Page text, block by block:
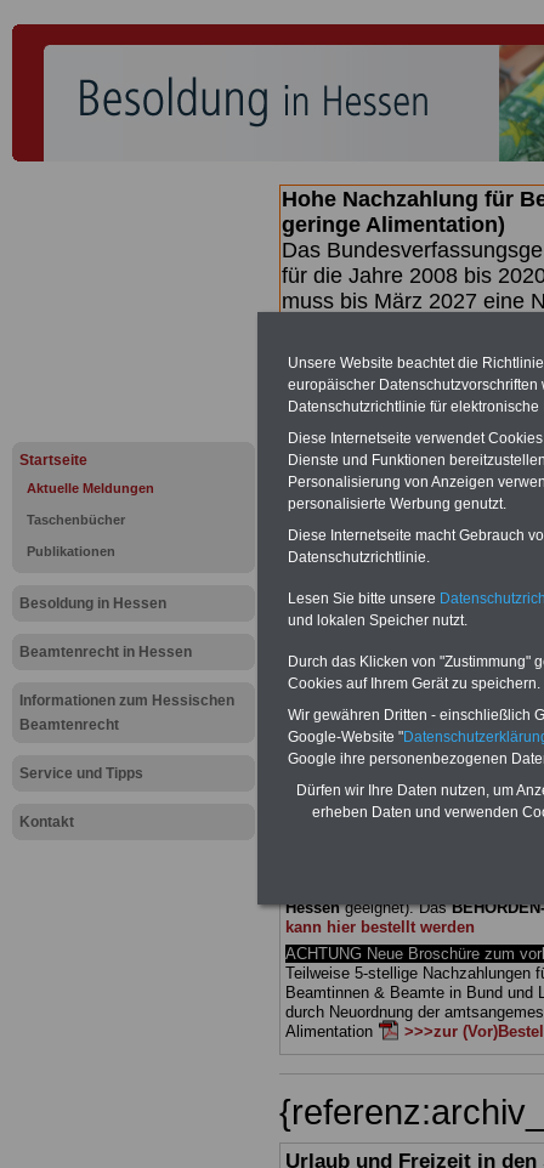
Startseite
Aktuelle Meldungen
Taschenbücher
Publikationen
Besoldung in Hessen
Beamtenrecht in Hessen
Informationen zum Hessischen
Beamtenrecht
Service und Tipps
Kontakt
Hohe Nachzahlung für
geringe Alimentation)
Das
für die Jahre 2008 bis
muss bis März 2027 eine
(Beamte &
geben (Medienberichten
mind.3.000 und 13.000
hierzu eine Broschüre
des Gesetzentwurfs der
(wahrscheinlich im
Broschüre.
Meldung
Soziales
BEHÖRDEN-ABOmit drei
25,00 Euro: Wissenswertes für
und Beamte, Beamten-
(Bund/Länder) sowie Beihilferecht
Hessengeeignet).Das
kann hier bestellt werden
ACHTUNG Neue Broschüre zum
Teilweise 5-stellige Nachzahlungen
Beamtinnen & Beamte in Bund und
durch Neuordnung der
Alimentation
>>>zur
Urlaub und Freizeit in
Unsere Website beachtet die
europäischer
Datenschutzrichtlinie für
Diese Internetseite verwendet
Dienste und Funktionen
Personalisierung von Anzeigen
personalisierte Werbung genutzt.
Diese Internetseite macht Gebrauch
Datenschutzrichtlinie.
Lesen Sie bitte unsere
und lokalen Speicher nutzt.
Durch das Klicken von "Zustimmung"
Cookies auf Ihrem Gerät zu speichern.
Wir gewähren Dritten - einschließlich
Google-Website "
Google ihre personenbezogenen
Dürfen wir Ihre Daten nutzen, um
erheben Daten und verwenden